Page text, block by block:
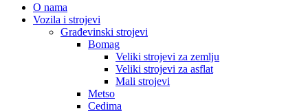
O nama
Vozila i strojevi
Građevinski strojevi
Bomag
Veliki strojevi za zemlju
Veliki strojevi za asflat
Mali strojevi
Metso
Cedima